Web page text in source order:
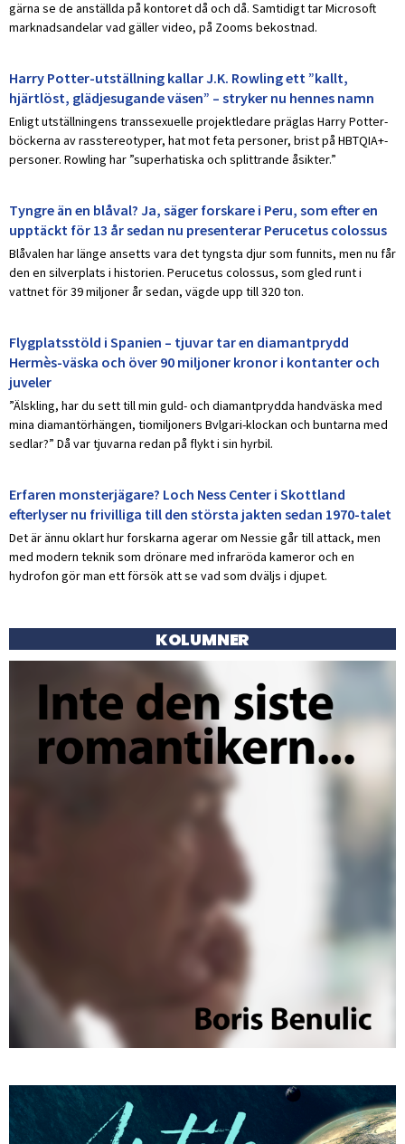
gärna se de anställda på kontoret då och då. Samtidigt tar Microsoft
marknadsandelar vad gäller video, på Zooms bekostnad.
Harry Potter-utställning kallar J.K. Rowling ett ”kallt,
hjärtlöst, glädjesugande väsen” – stryker nu hennes namn
Enligt utställningens transsexuelle projektledare präglas Harry Potter-
böckerna av rasstereotyper, hat mot feta personer, brist på HBTQIA+-
personer. Rowling har ”superhatiska och splittrande åsikter.”
Tyngre än en blåval? Ja, säger forskare i Peru, som efter en
upptäckt för 13 år sedan nu presenterar Perucetus colossus
Blåvalen har länge ansetts vara det tyngsta djur som funnits, men nu får
den en silverplats i historien. Perucetus colossus, som gled runt i
vattnet för 39 miljoner år sedan, vägde upp till 320 ton.
Flygplatsstöld i Spanien – tjuvar tar en diamantprydd
Hermès-väska och över 90 miljoner kronor i kontanter och
juveler
”Älskling, har du sett till min guld- och diamantprydda handväska med
mina diamantörhängen, tiomiljoners Bvlgari-klockan och buntarna med
sedlar?” Då var tjuvarna redan på flykt i sin hyrbil.
Erfaren monsterjägare? Loch Ness Center i Skottland
efterlyser nu frivilliga till den största jakten sedan 1970-talet
Det är ännu oklart hur forskarna agerar om Nessie går till attack, men
med modern teknik som drönare med infraröda kameror och en
hydrofon gör man ett försök att se vad som dväljs i djupet.
KOLUMNER